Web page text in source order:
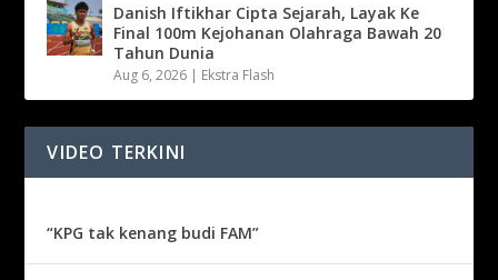
Danish Iftikhar Cipta Sejarah, Layak Ke
Final 100m Kejohanan Olahraga Bawah 20
Tahun Dunia
Aug 6, 2026 | Ekstra Flash
VIDEO TERKINI
“KPG tak kenang budi FAM”